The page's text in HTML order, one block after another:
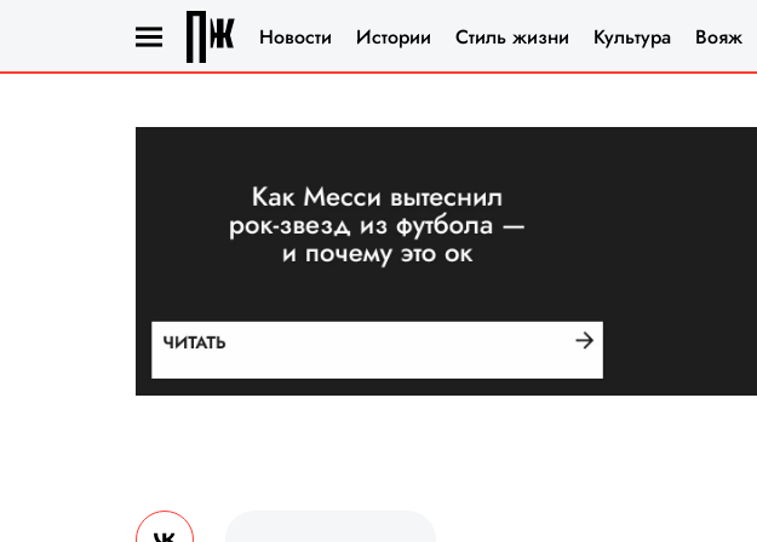
Новости Истории Стиль жизни Культура Вояж